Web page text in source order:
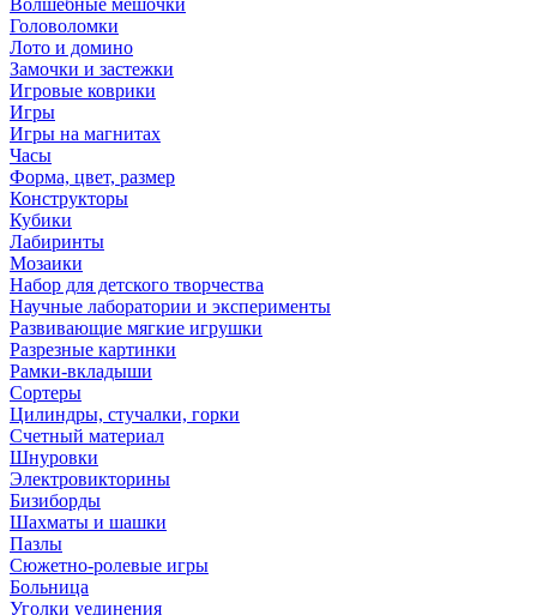
Волшебные мешочки
Головоломки
Лото и домино
Замочки и застежки
Игровые коврики
Игры
Игры на магнитах
Часы
Форма, цвет, размер
Конструкторы
Кубики
Лабиринты
Мозаики
Набор для детского творчества
Научные лаборатории и эксперименты
Развивающие мягкие игрушки
Разрезные картинки
Рамки-вкладыши
Сортеры
Цилиндры, стучалки, горки
Счетный материал
Шнуровки
Электровикторины
Бизиборды
Шахматы и шашки
Пазлы
Сюжетно-ролевые игры
Больница
Уголки уединения